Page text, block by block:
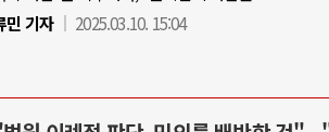
민 기자
2025.03.10. 15:04